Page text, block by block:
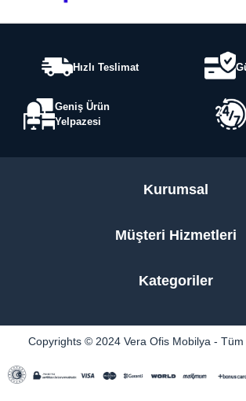
Hızlı Teslimat
Geniş Ürün
Yelpazesi
Kurumsal
Müşteri Hizmetleri
Kategoriler
Copyrights © 2024 Vera Ofis Mobilya - Tüm